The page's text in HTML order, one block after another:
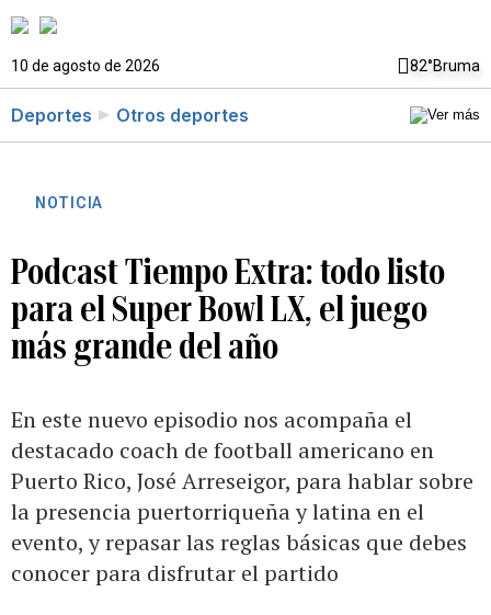
10 de agosto de 2026 82°Bruma
Deportes Otros deportes
NOTICIA
Podcast Tiempo Extra: todo listo
para el Super Bowl LX, el juego
más grande del año
En este nuevo episodio nos acompaña el
destacado coach de football americano en
Puerto Rico, José Arreseigor, para hablar sobre
la presencia puertorriqueña y latina en el
evento, y repasar las reglas básicas que debes
conocer para disfrutar el partido